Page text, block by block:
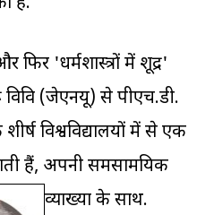
'धर्मशास्त्रों में शूद्र'
(जेएनयू) से पीएच.डी.
विश्वविद्यालयों में से एक
हैं, अपनी समसामयिक
व्याख्या के साथ.